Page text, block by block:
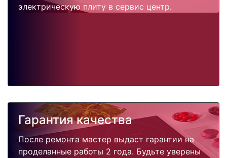
электрическую плиту в сервис центр.
Гарантия качества
После ремонта мастер выдаст гарантии на
проделанные работы 2 года. Будьте уверены